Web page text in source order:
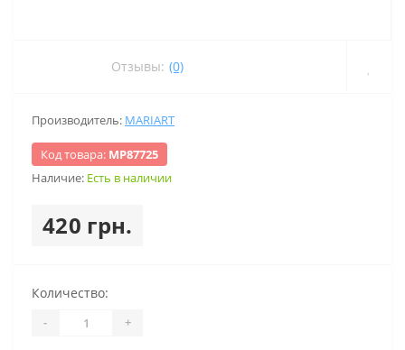
Отзывы: (0)
Производитель: MARIART
Код товара: МР87725
Наличие: Есть в наличии
420 грн.
Количество:
- +